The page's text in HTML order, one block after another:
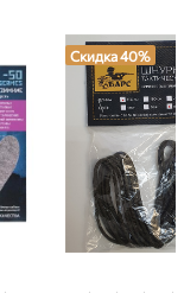
Скидка 40%